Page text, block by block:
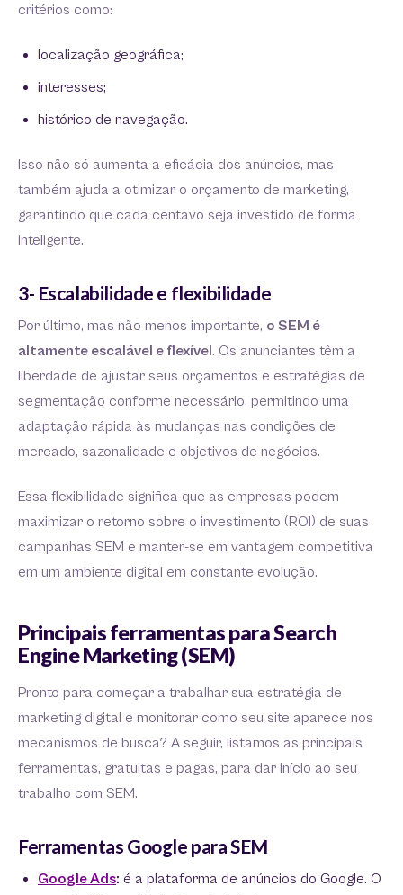
critérios como:
localização geográfica;
interesses;
histórico de navegação.
Isso não só aumenta a eficácia dos anúncios, mas
também ajuda a otimizar o orçamento de marketing,
garantindo que cada centavo seja investido de forma
inteligente.
3- Escalabilidade e flexibilidade
Por último, mas não menos importante, o SEM é
altamente escalável e flexível. Os anunciantes têm a
liberdade de ajustar seus orçamentos e estratégias de
segmentação conforme necessário, permitindo uma
adaptação rápida às mudanças nas condições de
mercado, sazonalidade e objetivos de negócios.
Essa flexibilidade significa que as empresas podem
maximizar o retorno sobre o investimento (ROI) de suas
campanhas SEM e manter-se em vantagem competitiva
em um ambiente digital em constante evolução.
Principais ferramentas para Search
Engine Marketing (SEM)
Pronto para começar a trabalhar sua estratégia de
marketing digital e monitorar como seu site aparece nos
mecanismos de busca? A seguir, listamos as principais
ferramentas, gratuitas e pagas, para dar início ao seu
trabalho com SEM.
Ferramentas Google para SEM
Google Ads: é a plataforma de anúncios do Google. O